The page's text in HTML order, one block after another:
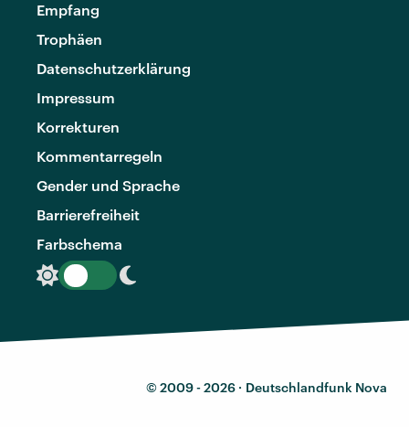
Empfang
Trophäen
Datenschutzerklärung
Impressum
Korrekturen
Kommentarregeln
Gender und Sprache
Barrierefreiheit
Farbschema
© 2009 - 2026 · Deutschlandfunk Nova